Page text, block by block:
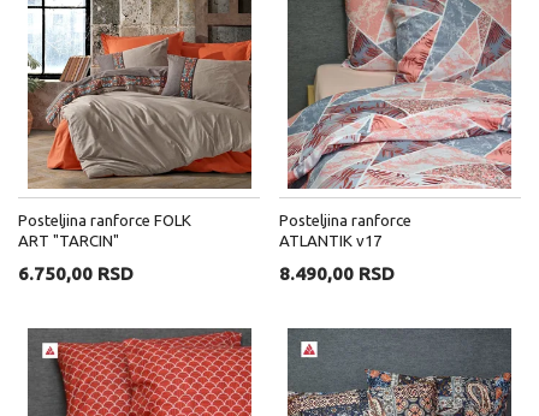
Posteljina ranforce FOLK
ART "TARCIN"
6.750,00 RSD
Posteljina ranforce
ATLANTIK v17
8.490,00 RSD